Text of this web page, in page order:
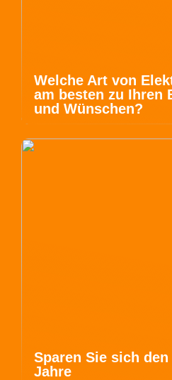
Welche Art von
am besten zu Ihren
und Wünschen?
Sparen Sie sich
Jahre